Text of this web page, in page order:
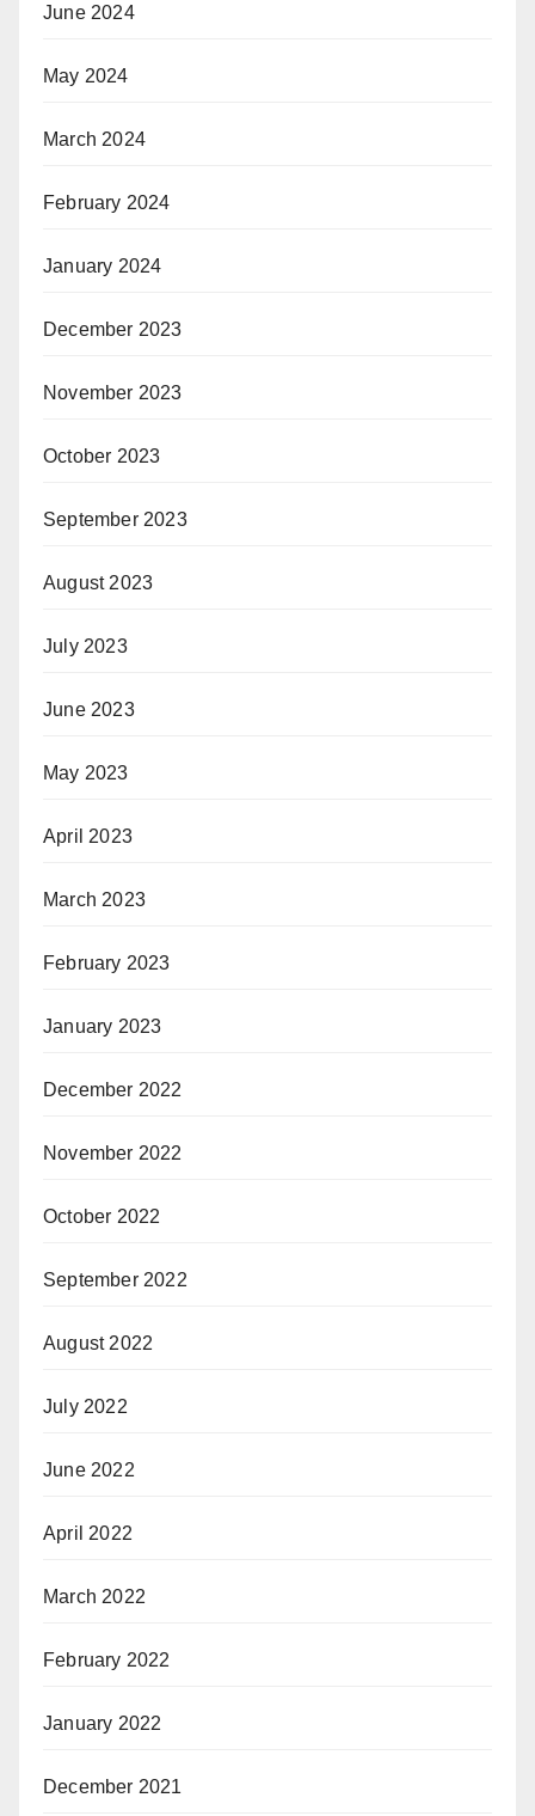
June 2024
May 2024
March 2024
February 2024
January 2024
December 2023
November 2023
October 2023
September 2023
August 2023
July 2023
June 2023
May 2023
April 2023
March 2023
February 2023
January 2023
December 2022
November 2022
October 2022
September 2022
August 2022
July 2022
June 2022
April 2022
March 2022
February 2022
January 2022
December 2021